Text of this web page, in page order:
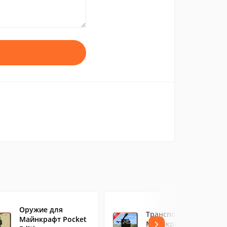
Оружие для
Майнкрафт Pocket
Транспорт для
Майнкрафт